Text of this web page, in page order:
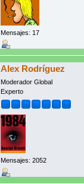
Mensajes: 17
Alex Rodríguez
Moderador Global
Experto
Mensajes: 2052